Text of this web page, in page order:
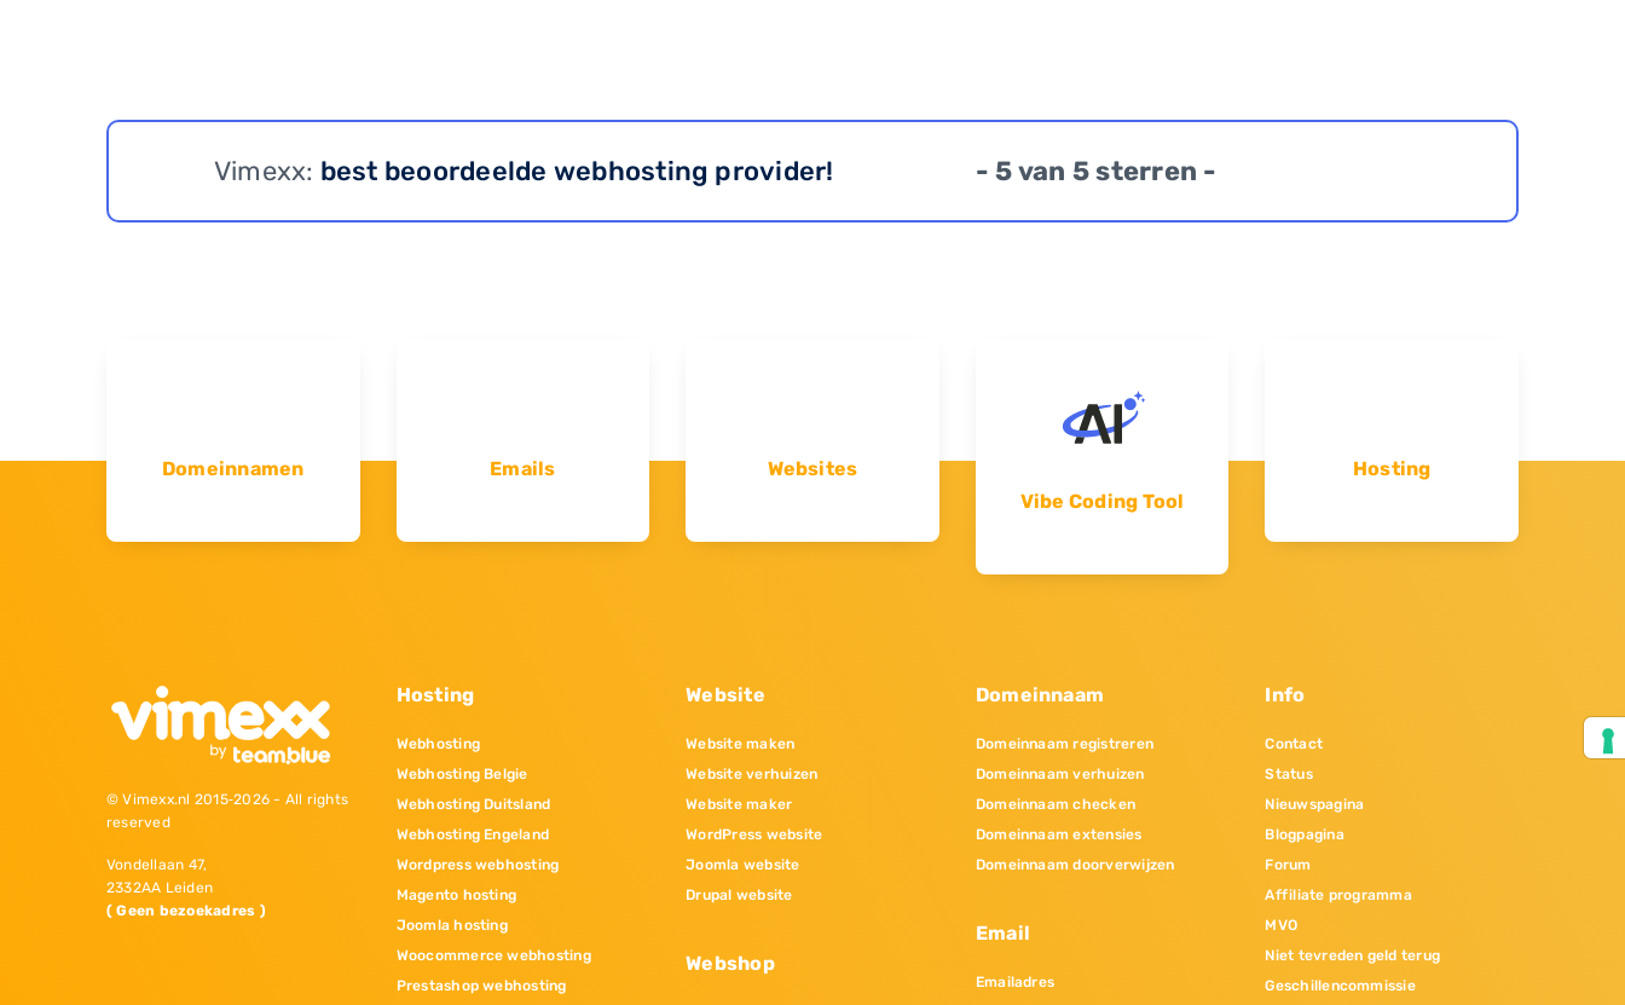
Vimexx: best beoordeelde webhosting provider! - 5 van 5 sterren -
Domeinnamen Emails
Websites
Vibe Coding Tool
Hosting
© Vimexx.nl 2015‐2026 - All rights
reserved
Vondellaan 47,
2332AA Leiden
( Geen bezoekadres )
Hosting
Webhosting
Webhosting Belgie
Webhosting Duitsland
Webhosting Engeland
Wordpress webhosting
Magento hosting
Joomla hosting
Woocommerce webhosting
Prestashop webhosting
Website
Website maken
Website verhuizen
Website maker
WordPress website
Joomla website
Drupal website
Webshop
Domeinnaam
Domeinnaam registreren
Domeinnaam verhuizen
Domeinnaam checken
Domeinnaam extensies
Domeinnaam doorverwijzen
Email
Emailadres
Info
Contact
Status
Nieuwspagina
Blogpagina
Forum
Affiliate programma
MVO
Niet tevreden geld terug
Geschillencommissie